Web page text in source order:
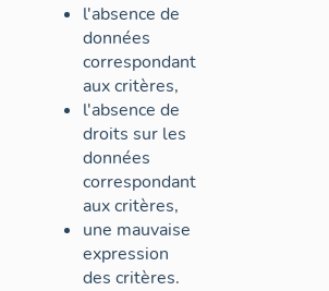
l'absence de
données
correspondant
aux critères,
l'absence de
droits sur les
données
correspondant
aux critères,
une mauvaise
expression
des critères.